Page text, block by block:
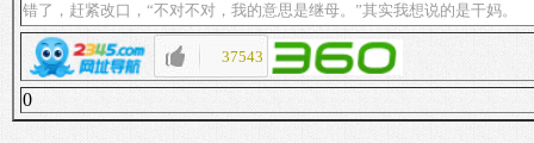
错了，赶紧改口，“不对不对，我的意思是继母。”其实我想说的是干妈。
37543
0